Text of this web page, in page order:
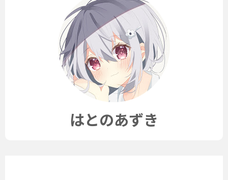
はとのあずき